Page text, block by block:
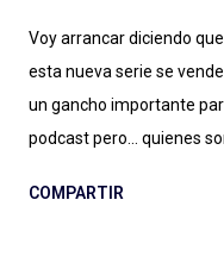
Voy arrancar diciendo
esta nueva serie se
un gancho importante
podcast pero... quienes
ese lugar en el que
COMPARTIR